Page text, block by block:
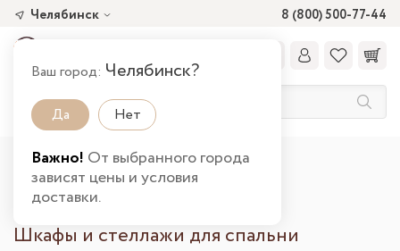
8 (800) 500-77-44
Челябинск
Ваш город: Челябинск?
Да Нет
Важно! От выбранного города
зависят цены и условия
доставки.
Главная Каталог товаров
Спальня
Шкафы и стеллажи в Челябинске
Шкафы и стеллажи для спальни